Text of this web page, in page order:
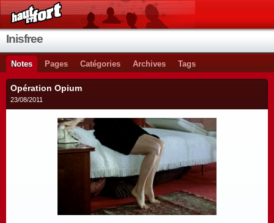
Inisfree
Notes Pages Catégories Archives Tags
Opération Opium
23/08/2011